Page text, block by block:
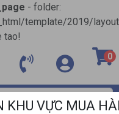
- folder:
template/2019/
tao!
0
KHU VỰC MUA